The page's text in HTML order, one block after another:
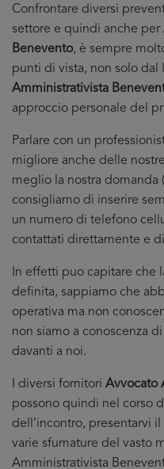
Confrontare diversi
settore e quindi anche per
Benevento, è sempre
punti di vista, non solo dal
Amministrativista
approccio personale del
Parlare con un
migliore anche delle
meglio la nostra domanda
consigliamo di inserire
un numero di telefono
contattati direttamente e
In effetti puo capitare che
definita, sappiamo che
operativa ma non
non siamo a conoscenza
davanti a noi.
I diversi fornitori Avvocato
possono quindi nel corso
dell’incontro, presentarvi
varie sfumature del vasto
Amministrativista